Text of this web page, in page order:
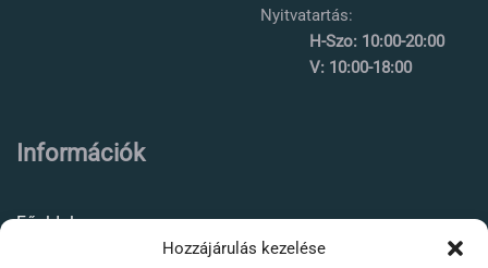
Hozzájárulás kezelése
Nyitvatartás:
H-Szo: 10:00-20:00
V: 10:00-18:00
Információk
Főoldal